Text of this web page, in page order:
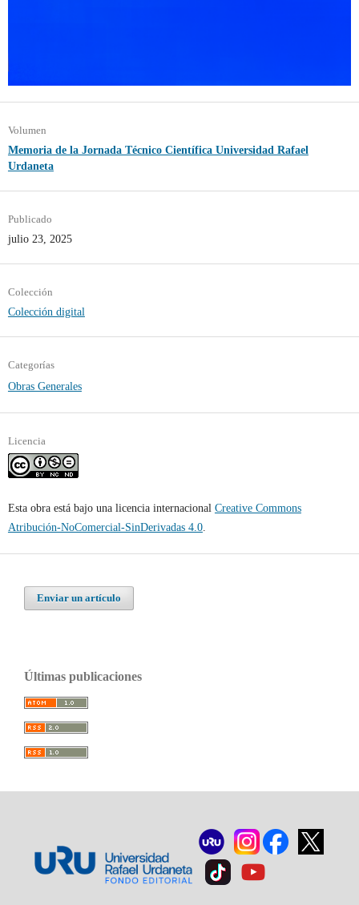
Volumen
Memoria de la Jornada Técnico Científica Universidad Rafael
Urdaneta
Publicado
julio 23, 2025
Colección
Colección digital
Categorías
Obras Generales
Licencia
Esta obra está bajo una licencia internacional Creative Commons
Atribución-NoComercial-SinDerivadas 4.0.
Enviar un artículo
Últimas publicaciones